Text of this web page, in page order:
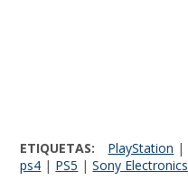
ETIQUETAS: PlayStation |
ps4 | PS5 |Sony Electronics